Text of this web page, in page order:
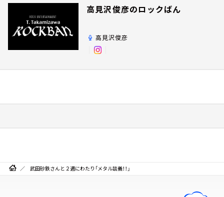
高見沢俊彦のロックばん
高見沢俊彦
武田砂鉄さんと２週にわたり「メタル談義！！」